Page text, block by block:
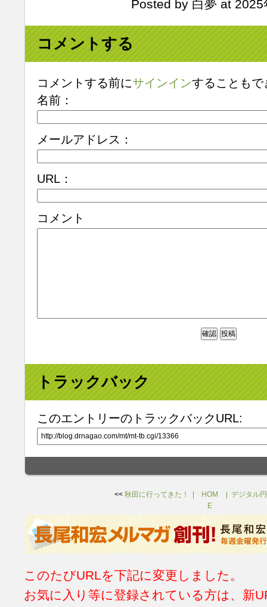
Posted by 白夢 at
コメントする
コメントする前にサインインすることもで
名前：
メールアドレス：
URL：
コメント
トラックバック
このエントリーのトラックバックURL:
<< 秋田に行ってきた！
HOM
E
デジタル
このたびURLを下記に変更しました。
お気に入り等に登録されている方は、新